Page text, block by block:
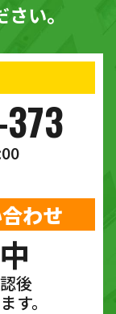
い。
わせ
後
す。